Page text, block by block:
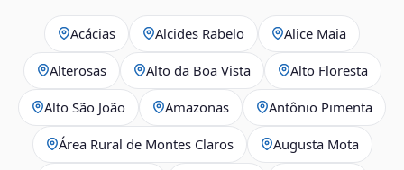
Acácias Alcides Rabelo Alice Maia
Alterosas Alto da Boa Vista Alto Floresta
Alto São João Amazonas Antônio Pimenta
Área Rural de Montes Claros Augusta Mota